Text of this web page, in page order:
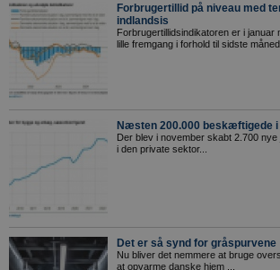
Forbrugertillid på niveau med
indlandsis
Forbrugertillidsindikatoren er i januar
lille fremgang i forhold til sidste
Næsten 200.000 beskæftigede
Der blev i november skabt 2.700
i den private sektor...
Det er så synd for gråspurvene
Nu bliver det nemmere at bruge
at opvarme danske hjem ...